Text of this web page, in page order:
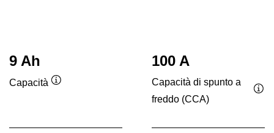
9 Ah
Capacità
100 A
Capacità di spunto a
freddo (CCA)